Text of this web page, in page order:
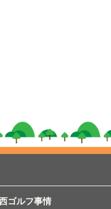
ゴルフ事情